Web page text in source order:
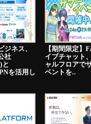
ジネス、
社
と
を活用し
【期間限定】
イブチャット
ャルフロアで
ベントを..